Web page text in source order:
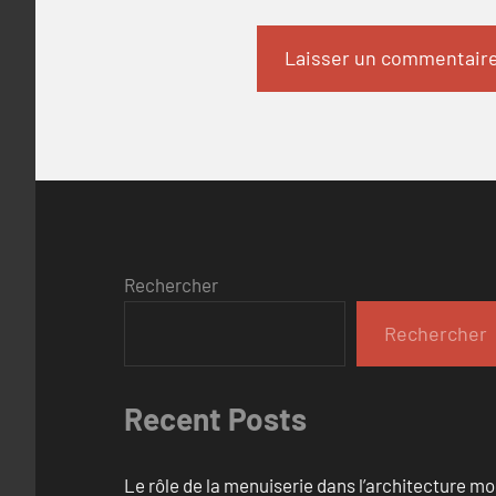
Rechercher
Rechercher
Recent Posts
Le rôle de la menuiserie dans l’architecture